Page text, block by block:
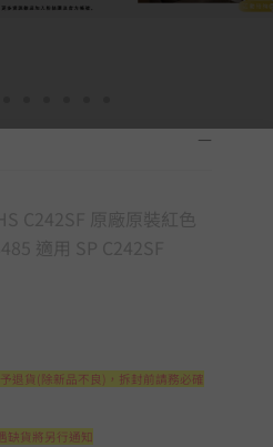
退貨(除新品不良)，拆封前請務必確
缺貨將另行通知